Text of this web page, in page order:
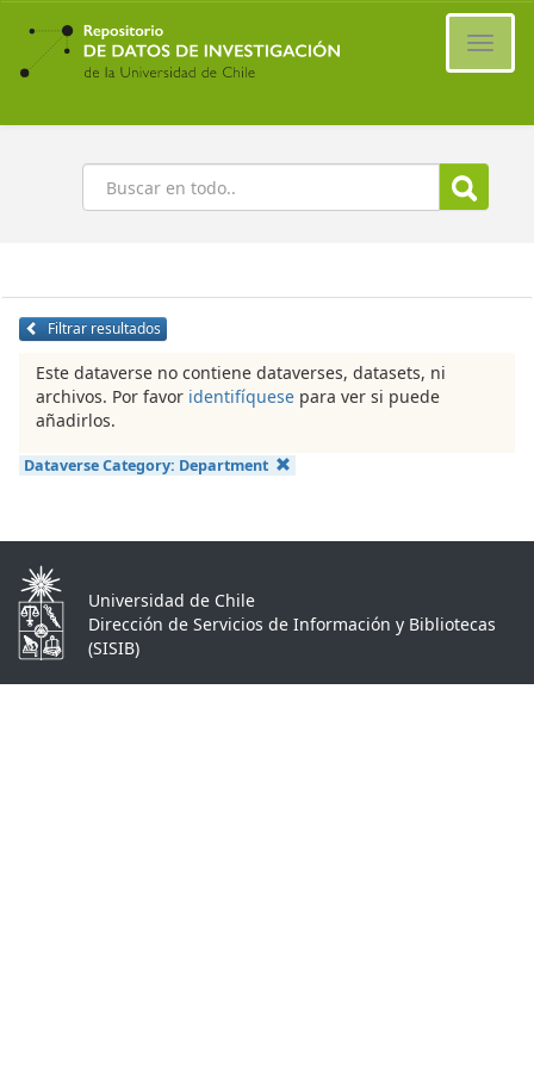
Ir
contenido
principal
Buscar
Filtrar resultados
Este dataverse no contiene dataverses, datasets, ni
archivos. Por favor identifíquese para ver si puede
añadirlos.
Dataverse Category: Department
Universidad de Chile
Dirección de Servicios de Información y Bibliotecas
(SISIB)